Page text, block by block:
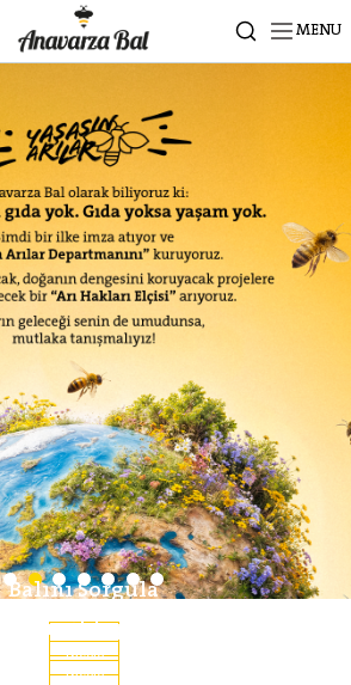
MENU
Balını Sorgula
İncele
İncele
Bal Ansiklopedisi
İncele